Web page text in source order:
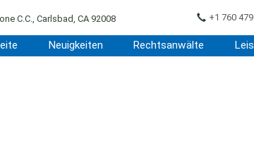
C.C., Carlsbad, CA 92008 +1 760
Neuigkeiten Rechtsanwälte